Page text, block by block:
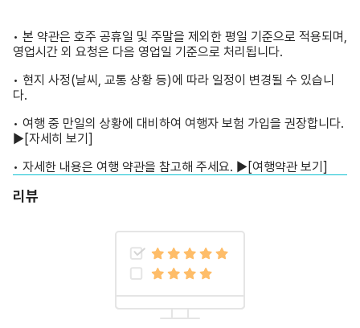
• 본 약관은 호주 공휴일 및 주말을 제외한 평일 기준으로 적용되며,
영업시간 외 요청은 다음 영업일 기준으로 처리됩니다.
• 현지 사정(날씨, 교통 상황 등)에 따라 일정이 변경될 수 있습니
다.
• 여행 중 만일의 상황에 대비하여 여행자 보험 가입을 권장합니다.
▶ [자세히 보기]
• 자세한 내용은 여행 약관을 참고해 주세요. ▶ [여행약관 보기]
리뷰